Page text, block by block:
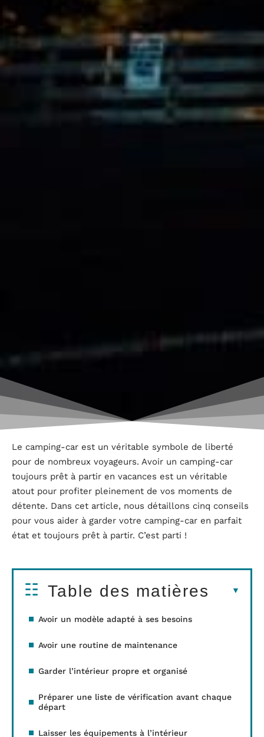
Le camping-car est un véritable symbole de liberté
pour de nombreux voyageurs. Avoir un camping-car
toujours prêt à partir en vacances est un véritable
atout pour profiter pleinement de vos moments de
détente. Dans cet article, nous détaillons cinq conseils
pour vous aider à garder votre camping-car en parfait
état et toujours prêt à partir. C’est parti !
Table des matières
Avoir un modèle adapté à ses besoins
Avoir une routine de maintenance
Garder l’intérieur propre et organisé
Préparer une liste de vérification avant chaque
départ
Laisser les équipements à l’intérieur